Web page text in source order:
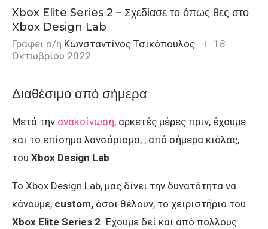
Xbox Elite Series 2 – Σχεδίασε το όπως θες στο
Χbox Design Lab
Γράφει ο/η Κωνσταντίνος Τσικόπουλος
18
Οκτωβρίου 2022
Διαθέσιμο από σήμερα
Μετά την ανακοίνωση, αρκετές μέρες πριν, έχουμε
και το επίσημο λανσάρισμα, , από σήμερα κιόλας,
του Xbox Design Lab.
Το Xbox Design Lab, μας δίνει την δυνατότητα να
κάνουμε, custom, όσοι θέλουν, το χειριστήριο του
Xbox Elite Series 2. Έχουμε δεί και από πολλούς